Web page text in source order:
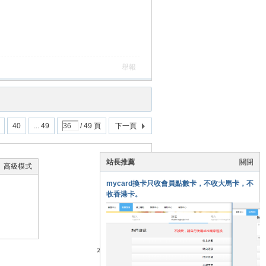
舉報
40 ... 49 / 49 頁 下一頁
高級模式
本版積分規則
關閉
站長推薦
mycard換卡只收會員點數卡，不收大馬卡，不
收香港卡。